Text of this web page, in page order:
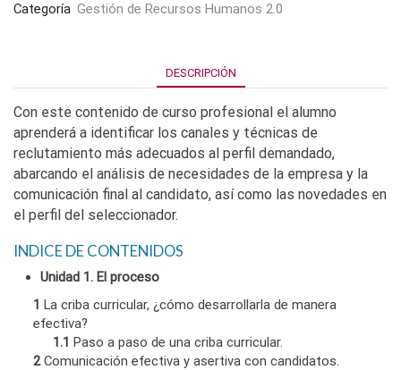
Categoría Gestión de Recursos Humanos 2.0
DESCRIPCIÓN
Con este contenido de curso profesional el alumno
aprenderá a identificar los canales y técnicas de
reclutamiento más adecuados al perfil demandado,
abarcando el análisis de necesidades de la empresa y la
comunicación final al candidato, así como las novedades en
el perfil del seleccionador.
INDICE DE CONTENIDOS
Unidad 1. El proceso
1 La criba curricular, ¿cómo desarrollarla de manera
efectiva?
1.1 Paso a paso de una criba curricular.
2Comunicación efectiva y asertiva con candidatos.